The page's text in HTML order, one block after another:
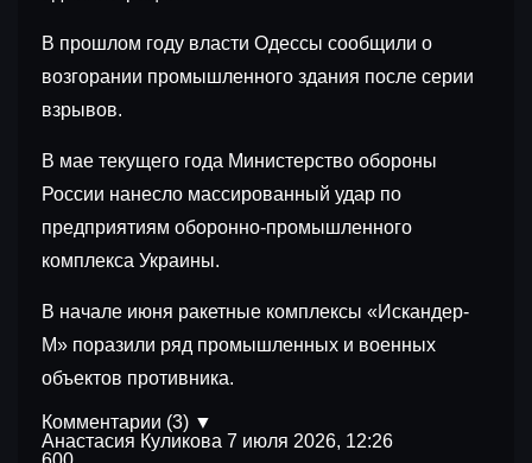
В прошлом году власти Одессы сообщили о
возгорании промышленного здания после серии
взрывов.
В мае текущего года Министерство обороны
России нанесло массированный удар по
предприятиям оборонно-промышленного
комплекса Украины.
В начале июня ракетные комплексы «Искандер-
М» поразили ряд промышленных и военных
объектов противника.
Комментарии (3) ▼
Анастасия Куликова 7 июля 2026, 12:26